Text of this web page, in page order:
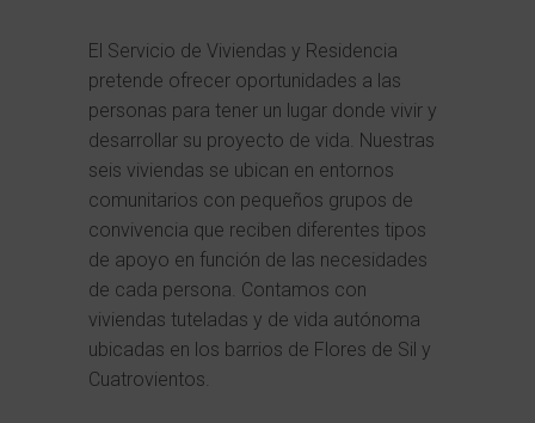
El Servicio de Viviendas y Residencia
pretende ofrecer oportunidades a las
personas para tener un lugar donde vivir y
desarrollar su proyecto de vida. Nuestras
seis viviendas se ubican en entornos
comunitarios con pequeños grupos de
convivencia que reciben diferentes tipos
de apoyo en función de las necesidades
de cada persona. Contamos con
viviendas tuteladas y de vida autónoma
ubicadas en los barrios de Flores de Sil y
Cuatrovientos.